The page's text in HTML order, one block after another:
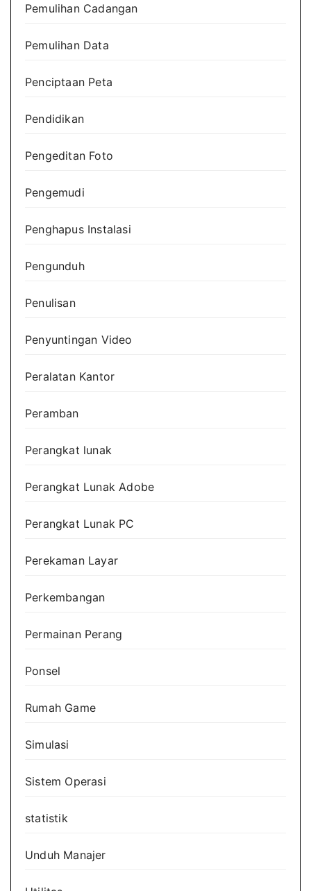
Pemulihan Cadangan
Pemulihan Data
Penciptaan Peta
Pendidikan
Pengeditan Foto
Pengemudi
Penghapus Instalasi
Pengunduh
Penulisan
Penyuntingan Video
Peralatan Kantor
Peramban
Perangkat lunak
Perangkat Lunak Adobe
Perangkat Lunak PC
Perekaman Layar
Perkembangan
Permainan Perang
Ponsel
Rumah Game
Simulasi
Sistem Operasi
statistik
Unduh Manajer